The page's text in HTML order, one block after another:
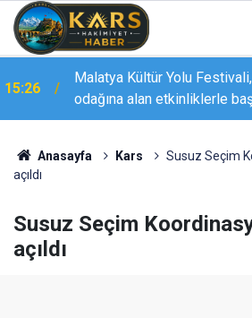
15:26
Malatya Kültür Yolu
odağına alan etkinliklerle
13:20 Elazığ’da kaya oyuğunda
Anasayfa Kars
Susuz Seçim
açıldı
Susuz Seçim
açıldı